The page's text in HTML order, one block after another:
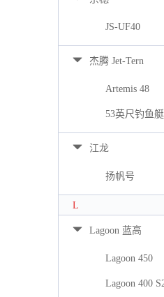
JS-UF40
杰腾 Jet-Tern
Artemis 48
53英尺钓鱼艇
江龙
扬帆号
L
Lagoon 蓝高
Lagoon 450
Lagoon 400